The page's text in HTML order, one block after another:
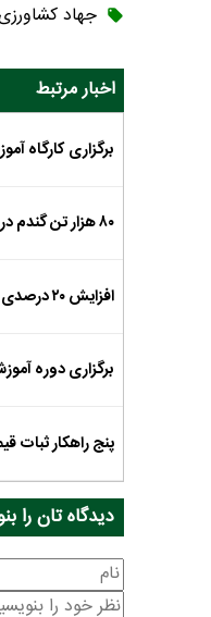
جهاد
اخبار مرتبط
برگزاری کارگاه
۸۰ هزار تن گندم در چهارمحال و بختیاری تولید شد
افزایش ۲۰ درصدی تولید انار در آذربایجان غربی
برگزاری دوره
پنج راهکار ثبات
دیدگاه تان را